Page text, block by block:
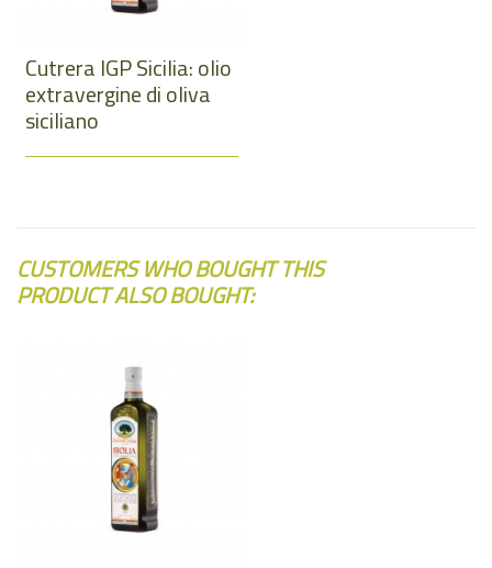
Cutrera IGP Sicilia: olio
extravergine di oliva
siciliano
CUSTOMERS WHO BOUGHT THIS
PRODUCT ALSO BOUGHT: